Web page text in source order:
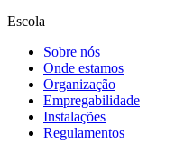
Escola
Sobre nós
Onde estamos
Organização
Empregabilidade
Instalações
Regulamentos